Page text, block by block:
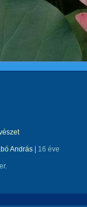
András 16 éve